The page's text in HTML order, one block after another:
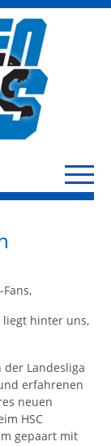
liegt hinter uns,
der Landesliga
erfahrenen
neuen
HSC
gepaart mit